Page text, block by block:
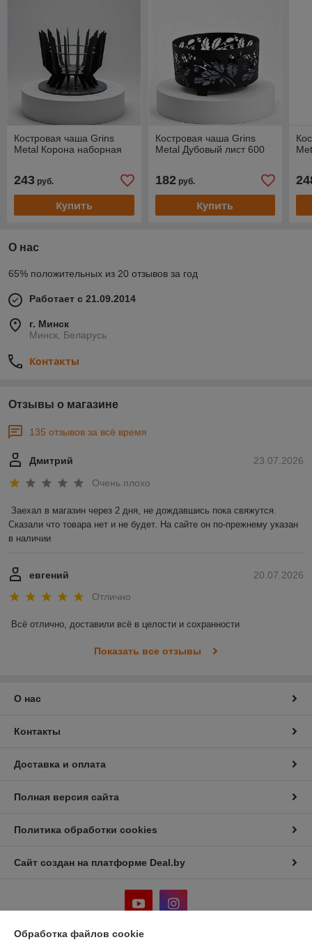
Костровая чаша Grins
Metal Корона наборная
243 руб.
Купить
Костровая чаша Grins
Metal Дубовый лист 600
182руб.
Купить
О нас
65% положительных из 20 отзывов за год
Работает с 21.09.2014
г. Минск
Минск, Беларусь
Контакты
Отзывы о магазине
135 отзывов за всё время
23.07.2026
Дмитрий
Очень плохо
Заехал в магазин через 2 дня, не дождавшись пока свяжутся.
Сказали что товара нет и не будет. На сайте он по-прежнему указан
в наличии
20.07.2026
евгений
Отлично
Всё отлично, доставили всё в целости и сохранности
Показать все отзывы
О нас
Контакты
Доставка и оплата
Полная версия сайта
Политика обработки cookies
Сайт создан на платформе Deal.by
Обработка файлов cookie